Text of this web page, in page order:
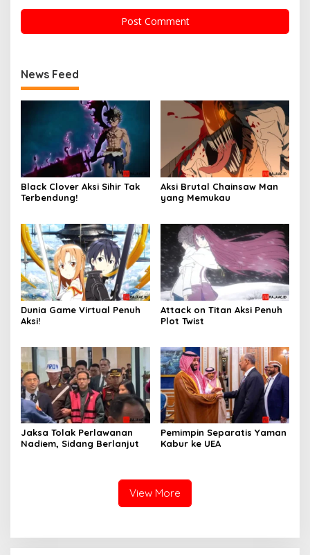
News Feed
Black Clover Aksi Sihir Tak
Terbendung!
Aksi Brutal Chainsaw Man
yang Memukau
Dunia Game Virtual Penuh
Aksi!
Attack on Titan Aksi Penuh
Plot Twist
Jaksa Tolak Perlawanan
Nadiem, Sidang Berlanjut
Pemimpin Separatis Yaman
Kabur ke UEA
View More